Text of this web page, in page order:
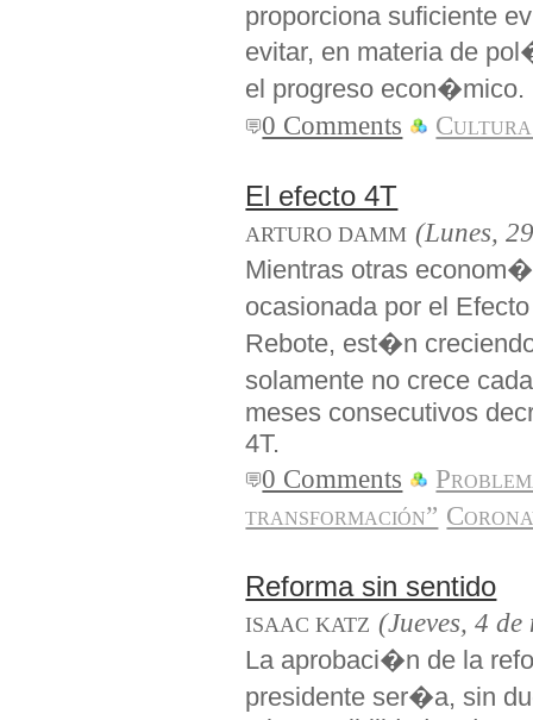
proporciona suficiente
evitar, en materia de
el progreso econ�mico.
0 Comments Cultura
El efecto 4T
ARTURO DAMM (Lunes,
Mientras otras
ocasionada por el
Rebote, est�n
solamente no crece
meses consecutivos
4T.
0 Comments
transformación”
Reforma sin sentido
ISAAC KATZ (Jueves, 4
La aprobaci�n de la
presidente ser�a, sin